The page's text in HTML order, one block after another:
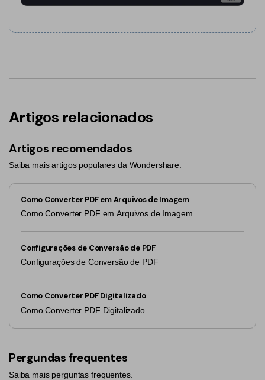
Artigos relacionados
Artigos recomendados
Saiba mais artigos populares da Wondershare.
Como Converter PDF em Arquivos de Imagem
Como Converter PDF em Arquivos de Imagem
Configurações de Conversão de PDF
Configurações de Conversão de PDF
Como Converter PDF Digitalizado
Como Converter PDF Digitalizado
Pergundas frequentes
Saiba mais perguntas frequentes.